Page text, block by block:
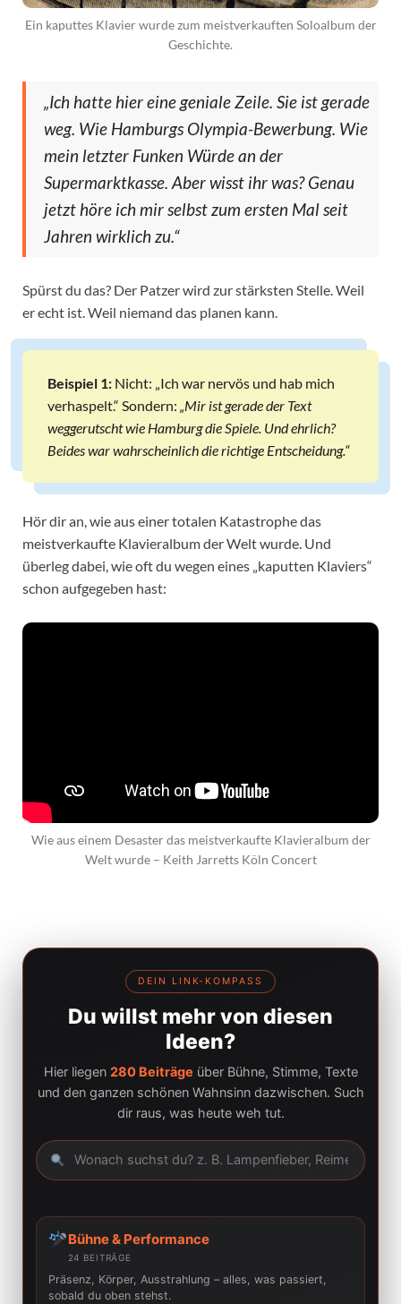
Ein kaputtes Klavier wurde zum meistverkauften Soloalbum der
Geschichte.
„Ich hatte hier eine geniale Zeile. Sie ist gerade
weg. Wie Hamburgs Olympia-Bewerbung. Wie
mein letzter Funken Würde an der
Supermarktkasse. Aber wisst ihr was? Genau
jetzt höre ich mir selbst zum ersten Mal seit
Jahren wirklich zu.“
Spürst du das? Der Patzer wird zur stärksten Stelle. Weil
er echt ist. Weil niemand das planen kann.
Beispiel 1: Nicht: „Ich war nervös und hab mich
verhaspelt.“ Sondern: „Mir ist gerade der Text
weggerutscht wie Hamburg die Spiele. Und ehrlich?
Beides war wahrscheinlich die richtige Entscheidung.“
Hör dir an, wie aus einer totalen Katastrophe das
meistverkaufte Klavieralbum der Welt wurde. Und
überleg dabei, wie oft du wegen eines „kaputten Klaviers“
schon aufgegeben hast:
Wie aus einem Desaster das meistverkaufte Klavieralbum der
Welt wurde – Keith Jarretts Köln Concert
DEIN LINK-KOMPASS
Du willst mehr von diesen
Ideen?
Hier liegen 280 Beiträge über Bühne, Stimme, Texte
und den ganzen schönen Wahnsinn dazwischen. Such
dir raus, was heute weh tut.
Bühne & Performance
24 BEITRÄGE
Präsenz, Körper, Ausstrahlung – alles, was passiert,
sobald du oben stehst.